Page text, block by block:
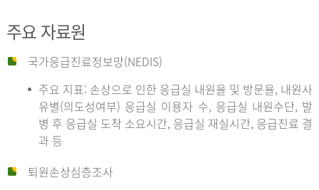
주요 자료원
국가응급진료정보망(NEDIS)
주요 지표: 손상으로 인한 응급실 내원율 및 방문율, 내원사
유별(의도성여부) 응급실 이용자 수, 응급실 내원수단, 발
병 후 응급실 도착 소요시간, 응급실 재실시간, 응급진료 결
과 등
퇴원손상심층조사